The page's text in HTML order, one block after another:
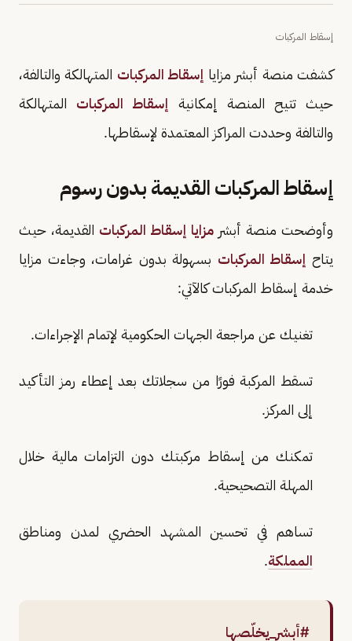
إسقاط المركبات
كشفت منصة أبشر مزايا إسقاط المركبات المتهالكة والتالفة،
حيث تتيح المنصة إمكانية إسقاط المركبات المتهالكة
والتالفة وحددت المراكز المعتمدة لإسقاطها.
إسقاط المركبات القديمة بدون رسوم
وأوضحت منصة أبشرمزايا إسقاط المركبات القديمة، حيث
يتاح إسقاط المركبات بسهولة بدون غرامات، وجاءت مزايا
خدمة إسقاط المركبات كالآتي:
تغنيك عن مراجعة الجهات الحكومية لإتمام الإجراءات.
تسقط المركبة فورًا من سجلاتك بعد إعطاء رمز التأكيد
إلى المركز.
تمكنك من إسقاط مركبتك دون التزامات مالية خلال
المهلة التصحيحية.
تساهم في تحسين المشهد الحضري لمدن ومناطق
المملكة.
#أبشر_يخلّصها